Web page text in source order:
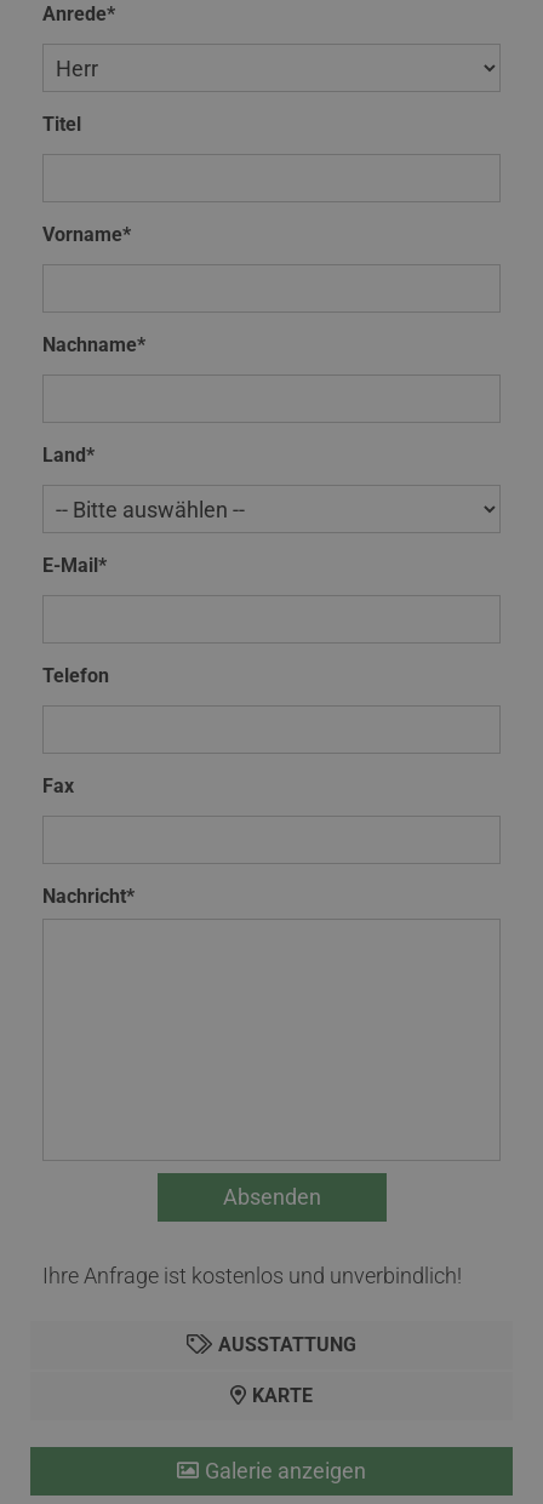
Anrede*
Titel
Vorname*
Nachname*
Land*
E-Mail*
Telefon
Fax
Nachricht*
Ihre Anfrage ist kostenlos und unverbindlich!
AUSSTATTUNG
KARTE
Galerie anzeigen